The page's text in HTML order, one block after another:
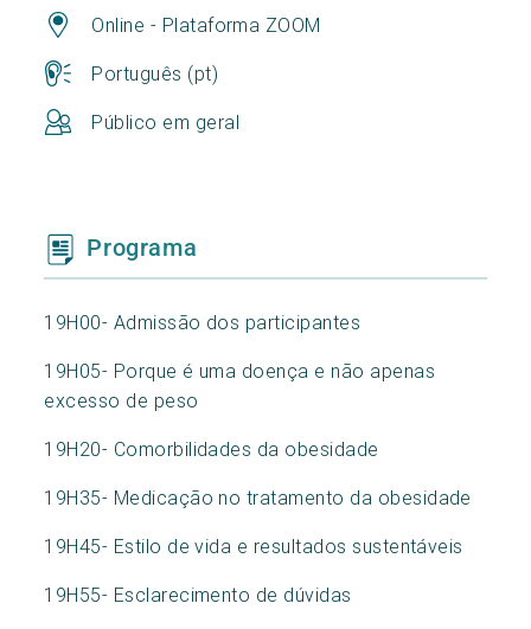
Online - Plataforma ZOOM
Português (pt)
Público em geral
Programa
19H00- Admissão dos participantes
19H05- Porque é uma doença e não apenas
excesso de peso
19H20- Comorbilidades da obesidade
19H35- Medicação no tratamento da obesidade
19H45- Estilo de vida e resultados sustentáveis
19H55- Esclarecimento de dúvidas